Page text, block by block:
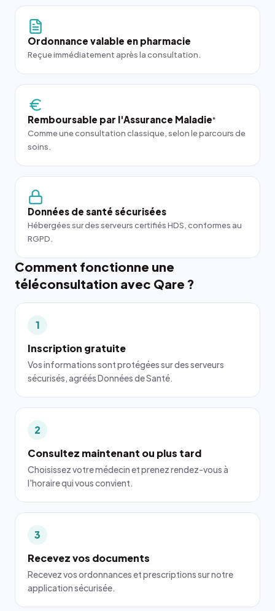
Ordonnance valable en pharmacie
Reçue immédiatement après la consultation.
Remboursable par l'Assurance Maladie*
Comme une consultation classique, selon le parcours de
soins.
Données de santé sécurisées
Hébergées sur des serveurs certifiés HDS, conformes au
RGPD.
Comment fonctionne une
téléconsultation avec Qare ?
1
Inscription gratuite
Vos informations sont protégées sur des serveurs
sécurisés, agréés Données de Santé.
2
Consultez maintenant ou plus tard
Choisissez votre médecin et prenez rendez-vous à
l'horaire qui vous convient.
3
Recevez vos documents
Recevez vos ordonnances et prescriptions sur notre
application sécurisée.